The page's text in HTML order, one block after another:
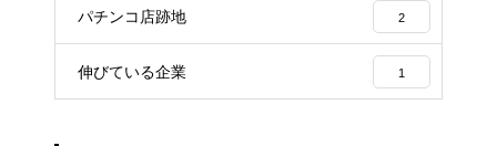
パチンコ店跡地 2
伸びている企業 1